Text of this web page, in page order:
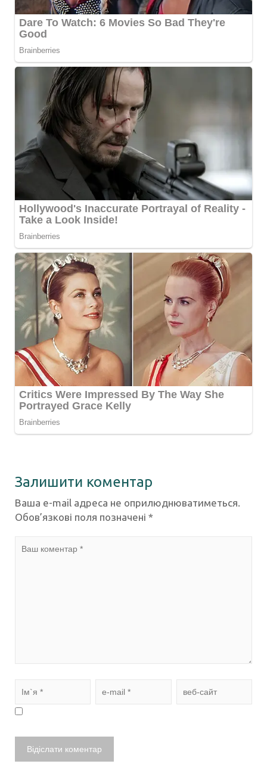
Залишити коментар
Ваша e-mail адреса не оприлюднюватиметься.
Обов’язкові поля позначені *